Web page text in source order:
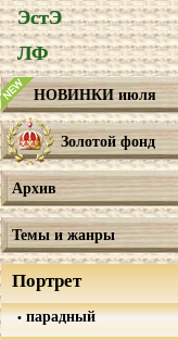
ЭстЭ
ЛФ
НОВИНКИ июля
Золотой фонд
Архив
Темы и жанры
Портрет
парадный